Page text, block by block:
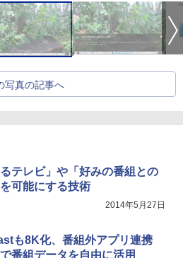
写真の記事へ
るテレビ」や「好みの番組との
可能にする技術
2014年5月27日
も8K化、番組外アプリ連携
番組データを自由に活用